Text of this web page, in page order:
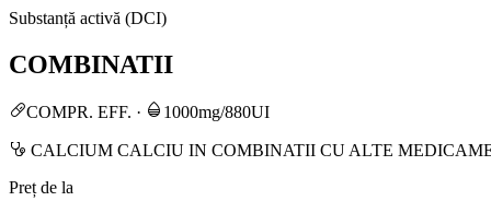
Substanță activă (DCI)
COMBINATII
COMPR. EFF. · 1000mg/880UI
CALCIUM CALCIU IN COMBINATII CU ALTE
Preț de la